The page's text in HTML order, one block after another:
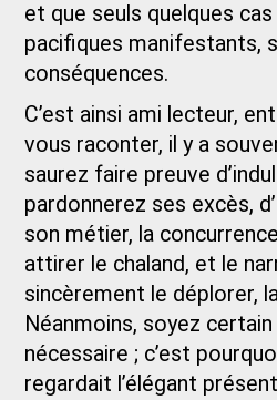
et que seuls quelques cas
pacifiques manifestants,
conséquences.
C’est ainsi ami lecteur,
vous raconter, il y a
saurez faire preuve
pardonnerez ses excès,
son métier, la
attirer le chaland, et le
sincèrement le déplorer,
Néanmoins, soyez
nécessaire ; c’est
regardait l’élégant